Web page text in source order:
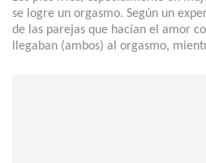
se logre un orgasmo. Según un
de las parejas que hacían el amor
llegaban (ambos) al orgasmo,